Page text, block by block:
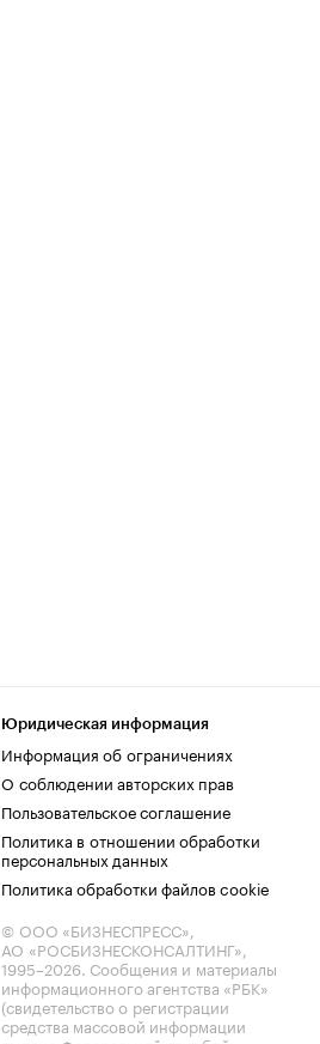
Юридическая информация
Информация об ограничениях
О соблюдении авторских прав
Пользовательское соглашение
Политика в отношении обработки
персональных данных
Политика обработки файлов cookie
© ООО «БИЗНЕСПРЕСС»,
АО «РОСБИЗНЕСКОНСАЛТИНГ»,
1995–2026. Сообщения и материалы
информационного агентства «РБК»
(свидетельство о регистрации
средства массовой информации